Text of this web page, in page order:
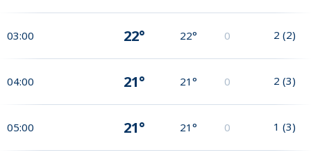
03:00 22° 22° 0 2 (2)
04:00 21° 21° 0 2 (3)
05:00 21° 21° 0 1 (3)